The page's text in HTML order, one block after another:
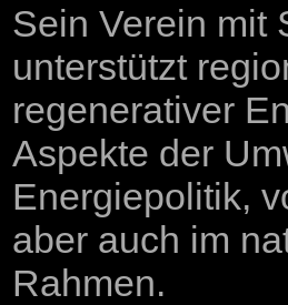
Sein Verein mit
unterstützt
regenerativer
Aspekte der
Energiepolitik,
aber auch im
Rahmen.